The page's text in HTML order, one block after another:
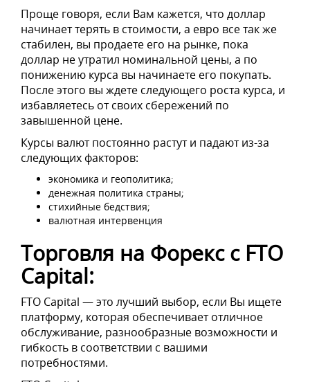
Проще говоря, если Вам кажется, что доллар
начинает терять в стоимости, а евро все так же
стабилен, вы продаете его на рынке, пока
доллар не утратил номинальной цены, а по
понижению курса вы начинаете его покупать.
После этого вы ждете следующего роста курса, и
избавляетесь от своих сбережений по
завышенной цене.
Курсы валют постоянно растут и падают из-за
следующих факторов:
экономика и геополитика;
денежная политика страны;
стихийные бедствия;
валютная интервенция
Торговля на Форекс с FTO
Capital:
FTO Capital — это лучший выбор, если Вы ищете
платформу, которая обеспечивает отличное
обслуживание, разнообразные возможности и
гибкость в соответствии с вашими
потребностями.